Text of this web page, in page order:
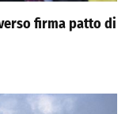
firma patto di